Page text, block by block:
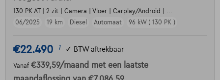
130 PK AT | 2-zit | Camera | Vloer | Carplay/Android | ...
06/2025
19 km Diesel Automaat 96 kW ( 130 PK )
€22.490 1 ✓ BTW aftrekbaar
Vanaf €339,59/maand met een laatste